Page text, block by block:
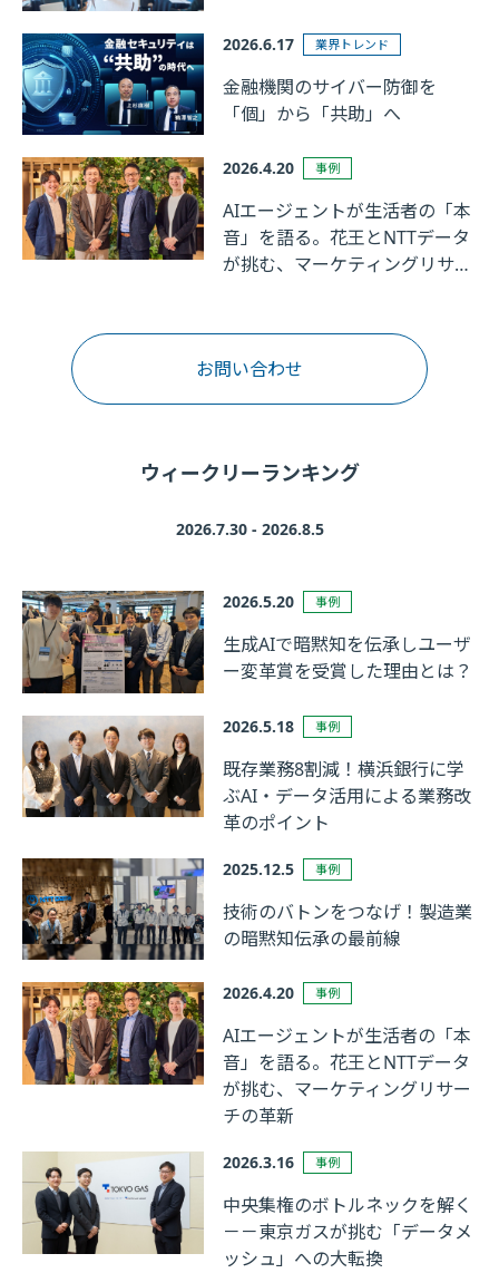
2026.6.17 業界トレンド
金融機関のサイバー防御を
「個」から「共助」へ
2026.4.20 事例
AIエージェントが生活者の「本
音」を語る。花王とNTTデータ
が挑む、マーケティングリサー
ウィークリーランキング
2026.7.30 - 2026.8.5
2026.5.20 事例
生成AIで暗黙知を伝承しユーザ
ー変革賞を受賞した理由とは？
2026.5.18 事例
既存業務8割減！横浜銀行に学
ぶAI・データ活用による業務改
革のポイント
2025.12.5 事例
技術のバトンをつなげ！製造業
の暗黙知伝承の最前線
2026.4.20 事例
AIエージェントが生活者の「本
音」を語る。花王とNTTデータ
が挑む、マーケティングリサー
チの革新
2026.3.16 事例
中央集権のボトルネックを解く
－－東京ガスが挑む「データメ
ッシュ」への大転換
お問い合わせ